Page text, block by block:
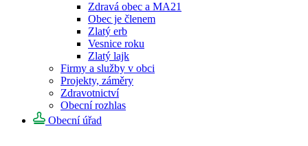
Zdravá obec a MA21
Obec je členem
Zlatý erb
Vesnice roku
Zlatý lajk
Firmy a služby v obci
Projekty, záměry
Zdravotnictví
Obecní rozhlas
Obecní úřad